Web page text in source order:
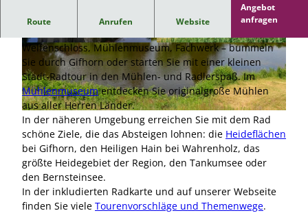
© Südheide Gifhorn GmbH/Frank Bierstedt |
© Südheide Gifhorn GmbH/Frank Bierstedt |
CC0
© Südheide Gifhorn GmbH/Frank Bierstedt |
Route Anrufen Website
Angebot
anfragen
Radfahren in der Lüneburger Heide & Mühlen aus aller
Welfenschloss, Mühlenmuseum, Fachwerk – bummeln
Sie durch Gifhorn oder starten Sie mit einer kleinen
Stadt-Radtour in den Mühlen- und Radlerspaß. Im
Mühlenmuseumentdecken Sie originalgroße Mühlen
aus aller Herren Länder.
In der näheren Umgebung erreichen Sie mit dem Rad
schöne Ziele, die das Absteigen lohnen: die Heideflächen
bei Gifhorn, den Heiligen Hain bei Wahrenholz, das
größte Heidegebiet der Region, den Tankumsee oder
den Bernsteinsee.
In der inkludierten Radkarte und auf unserer Webseite
finden Sie viele Tourenvorschläge und Themenwege.